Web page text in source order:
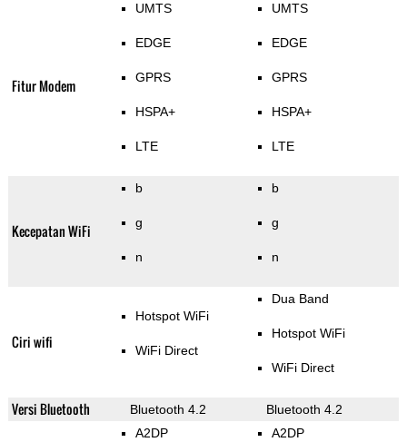
Fitur Modem
UMTS
EDGE
GPRS
HSPA+
LTE
UMTS
EDGE
GPRS
HSPA+
LTE
Kecepatan WiFi
b
g
n
b
g
n
Ciri wifi
Hotspot WiFi
WiFi Direct
Dua Band
Hotspot WiFi
WiFi Direct
Versi Bluetooth Bluetooth 4.2 Bluetooth 4.2
A2DP A2DP